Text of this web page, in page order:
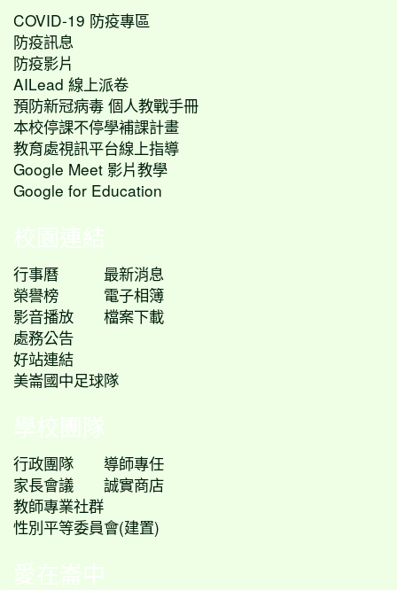
COVID-19 防疫專區
防疫訊息
防疫影片
AILead 線上派卷
預防新冠病毒 個人教戰手冊
本校停課不停學補課計畫
教育處視訊平台線上指導
Google Meet 影片教學
Google for Education
校園連結
行事曆
最新消息
榮譽榜
電子相簿
影音播放
檔案下載
處務公告
好站連結
美崙國中足球隊
學校團隊
行政團隊
導師專任
家長會議
誠實商店
教師專業社群
性別平等委員會(建置)
愛在崙中